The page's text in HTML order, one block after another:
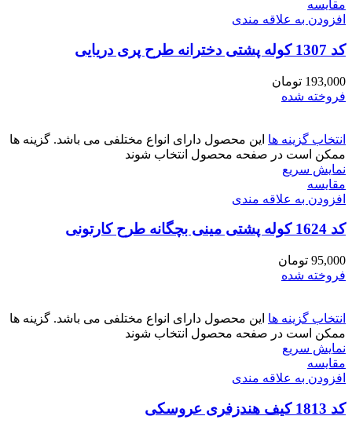
مقايسه
افزودن به علاقه مندی
کد 1307 کوله پشتی دخترانه طرح پری دریایی
193,000 تومان
فروخته شده
انتخاب گزینه ها این محصول دارای انواع مختلفی می باشد. گزینه ها
ممکن است در صفحه محصول انتخاب شوند
نمایش سریع
مقايسه
افزودن به علاقه مندی
کد 1624 کوله پشتی مینی بچگانه طرح کارتونی
95,000 تومان
فروخته شده
انتخاب گزینه ها این محصول دارای انواع مختلفی می باشد. گزینه ها
ممکن است در صفحه محصول انتخاب شوند
نمایش سریع
مقايسه
افزودن به علاقه مندی
کد 1813 کیف هندزفری عروسکی